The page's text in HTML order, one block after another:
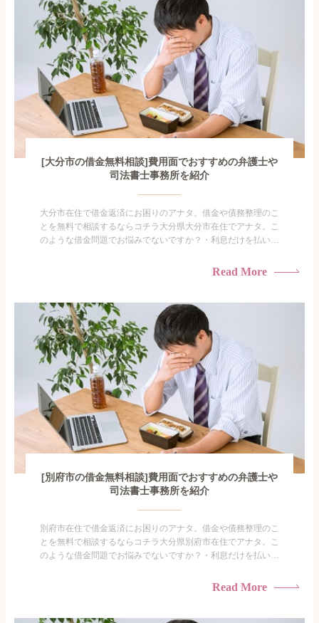
[大分市の借金無料相談]費用面でおすすめの弁護士や
司法書士事務所を紹介
大分市在住で借金返済にお困りのアナタ。借金や債務整理のこ
とを無料で相談するならコチラ大分県大分市在住でアナタ。こ
のような借金問題でお悩みでないですか？・利息だけを払い続
られたくない・借金の催促、取り立てで憂鬱になる。・闇金に
がありま...
Read More
[別府市の借金無料相談]費用面でおすすめの弁護士や
司法書士事務所を紹介
別府市在住で借金返済にお困りのアナタ。借金や債務整理のこ
とを無料で相談するならコチラ大分県別府市在住でアナタ。こ
のような借金問題でお悩みでないですか？・利息だけを払い続
られたくない・借金の催促、取り立てで憂鬱になる。・闇金に
Read More